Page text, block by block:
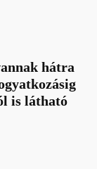
hátra
is látható